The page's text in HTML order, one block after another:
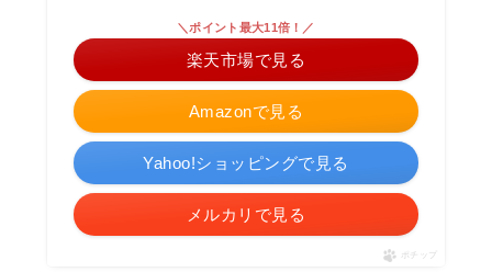
Amazonで見る
＼ポイント最大11倍！／
楽天市場で見る
Yahoo!ショッピングで見る
メルカリで見る
ポチップ